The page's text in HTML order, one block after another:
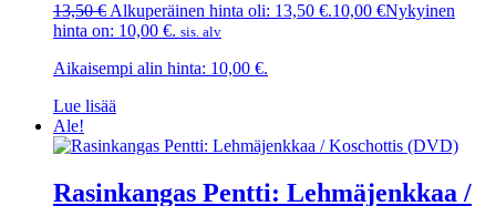
13,50€Alkuperäinen hinta oli: 13,50 €.10,00 €Nykyinen
hinta on: 10,00 €. sis. alv
Aikaisempi alin hinta: 10,00 €.
Lue lisää
Ale!
Rasinkangas Pentti: Lehmäjenkkaa /